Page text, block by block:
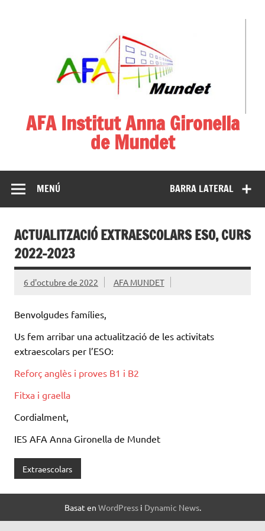
AFA Institut Anna Gironella
de Mundet
BARRA LATERAL
MENÚ
ACTUALITZACIÓ EXTRAESCOLARS ESO, CURS
2022-2023
6 d'octubre de 2022 AFA MUNDET
Benvolgudes famílies,
Us fem arribar una actualització de les activitats
extraescolars per l’ESO:
Reforç anglès i proves B1 i B2
Fitxa i graella
Cordialment,
IES AFA Anna Gironella de Mundet
Extraescolars
Basat en WordPressi Dynamic News.